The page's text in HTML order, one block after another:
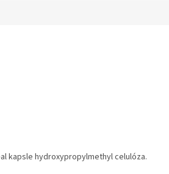
kapsle hydroxypropylmethyl celulóza.